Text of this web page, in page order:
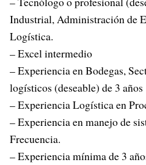
Industrial, Administración de
Logística.
– Excel intermedio
– Experiencia en Bodegas,
logísticos (deseable) de 3 años
– Experiencia Logística en
– Experiencia en manejo de
Frecuencia.
– Experiencia mínima de 3